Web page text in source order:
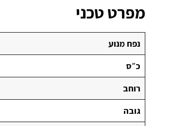
מפרט טכני
נפח מנוע
כ״ס
רוחב
גובה